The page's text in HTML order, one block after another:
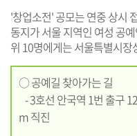
'창업소전' 공모는 연중 상시
동지가 서울 지역인 여성 공
위 10명에게는 서울특별시
○ 공예길 찾아가는 길
- 3호선 안국역 1번 출구
m 직진